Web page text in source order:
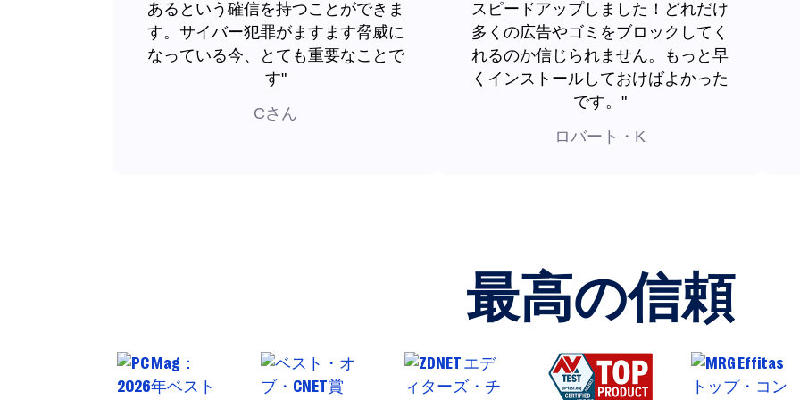
あるという確信を持つことができま
す。サイバー犯罪がますます脅威に
なっている今、とても重要なことで
す"
Cさん
スピードアップしました！どれだけ
多くの広告やゴミをブロックしてく
れるのか信じられません。もっと早
くインストールしておけばよかった
です。"
ロバート・K
最高の信頼